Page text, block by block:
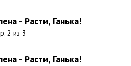
- Расти, Ганька!
2 из 3
- Расти, Ганька!